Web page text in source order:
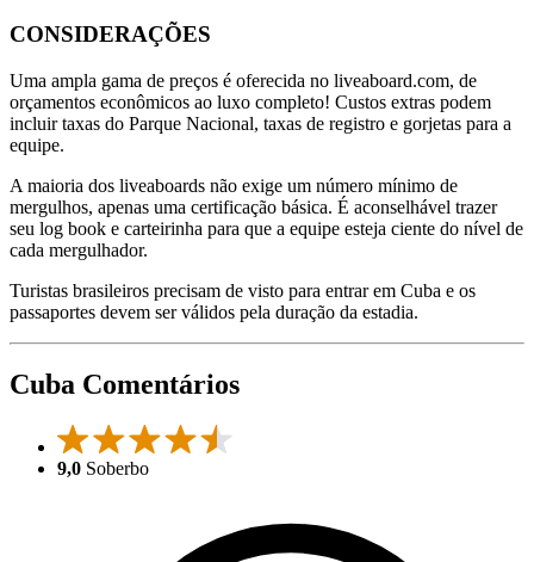
CONSIDERAÇÕES
Uma ampla gama de preços é oferecida no liveaboard.com, de
orçamentos econômicos ao luxo completo! Custos extras podem
incluir taxas do Parque Nacional, taxas de registro e gorjetas para a
equipe.
A maioria dos liveaboards não exige um número mínimo de
mergulhos, apenas uma certificação básica. É aconselhável trazer
seu log book e carteirinha para que a equipe esteja ciente do nível de
cada mergulhador.
Turistas brasileiros precisam de visto para entrar em Cuba e os
passaportes devem ser válidos pela duração da estadia.
Cuba Comentários
9,0 Soberbo